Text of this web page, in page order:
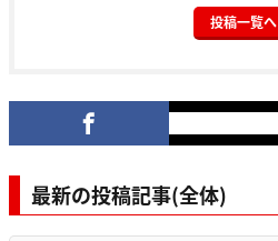
投稿一覧へ
最新の投稿記事(全体)